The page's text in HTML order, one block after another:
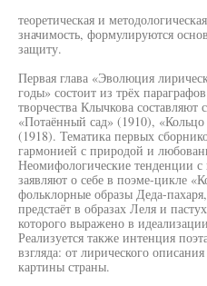
теоретическая и
значимость, формулируются
защиту.
Первая глава «Эволюция
годы» состоит из трёх
творчества Клычкова составляют
«Потаённый сад» (1910),
(1918). Тематика первых
гармонией с природой и
Неомифологические тенденции
заявляют о себе в поэме-цикле
фольклорные образы Деда-
предстаёт в образах Леля и
которого выражено в
Реализуется также интенция
взгляда: от лирического
картины страны.